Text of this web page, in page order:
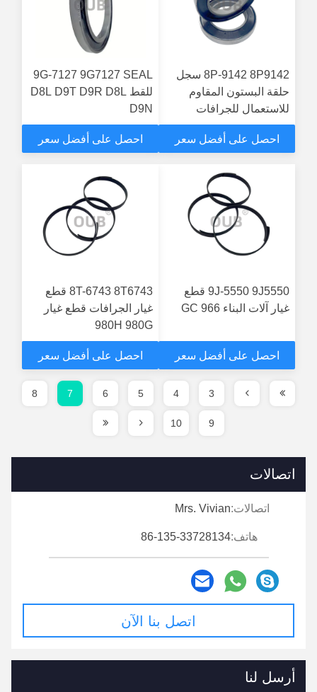
8P-9142 8P9142 سجل
حلقة البستون المقاوم
للاستعمال للجرافات
احصل على أفضل سعر
9G-7127 9G7127 SEAL
للقط D8L D9T D9R D8L
D9N
احصل على أفضل سعر
9J-5550 9J5550 قطع
غيار آلات البناء 966 GC
احصل على أفضل سعر
8T-6743 8T6743 قطع
غيار الجرافات قطع غيار
980H 980G
احصل على أفضل سعر
3
4
5
6
7
8
9
10
اتصالات
اتصالات:Mrs. Vivian
هاتف:86-135-33728134
اتصل بنا الآن
أرسل لنا